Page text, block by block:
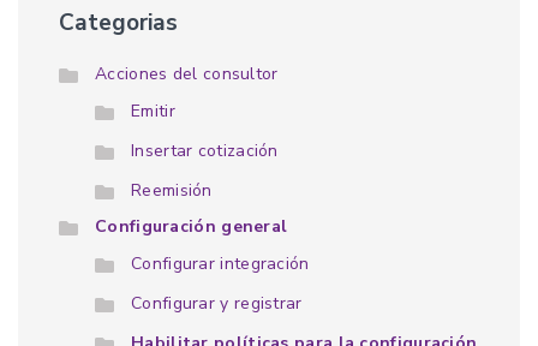
Categorias
Acciones del consultor
Emitir
Insertar cotización
Reemisión
Configuración general
Configurar integración
Configurar y registrar